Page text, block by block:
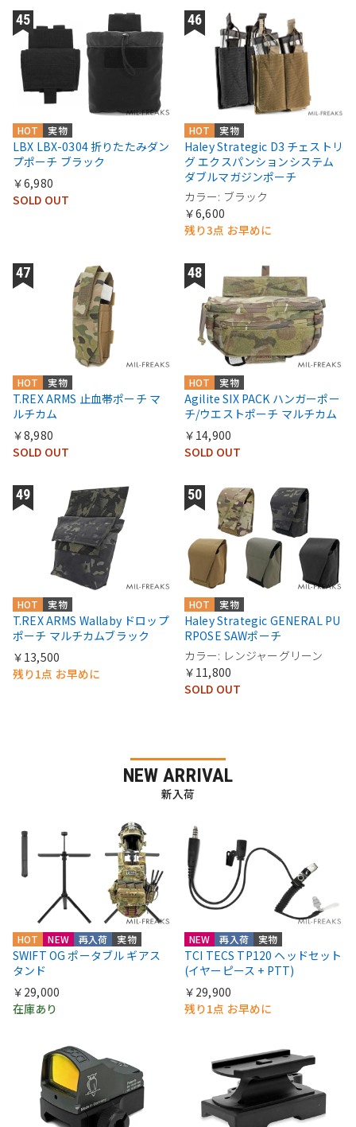
実物
HOT
LBX LBX-0304 折りたたみダン
プポーチ ブラック
￥6,980
SOLD OUT
実物
HOT
Haley Strategic D3 チェストリ
グ エクスパンションシステム
ダブルマガジンポーチ
カラー: ブラック
￥6,600
残り3点 お早めに
実物
HOT
T.REX ARMS 止血帯ポーチ マ
ルチカム
￥8,980
SOLD OUT
実物
HOT
Agilite SIX PACK ハンガーポー
チ/ウエストポーチ マルチカム
￥14,900
SOLD OUT
実物
HOT
T.REX ARMS Wallaby ドロップ
ポーチ マルチカムブラック
￥13,500
残り1点 お早めに
実物
HOT
Haley Strategic GENERAL PU
RPOSE SAWポーチ
カラー: レンジャーグリーン
￥11,800
SOLD OUT
NEW ARRIVAL
新入荷
HOT NEW 再入荷 実物
SWIFT OG ポータブル ギアス
タンド
￥29,000
在庫あり
NEW 再入荷 実物
TCI TECS TP120 ヘッドセット
(イヤーピース + PTT)
￥29,900
残り1点 お早めに